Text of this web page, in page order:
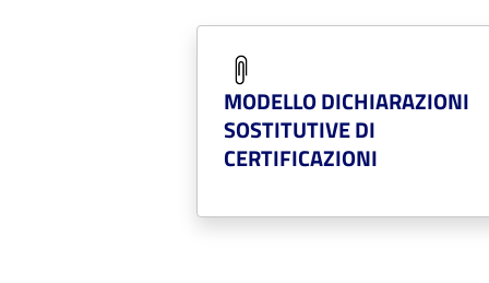
MODELLO DICHIARAZIONI
SOSTITUTIVE DI
CERTIFICAZIONI